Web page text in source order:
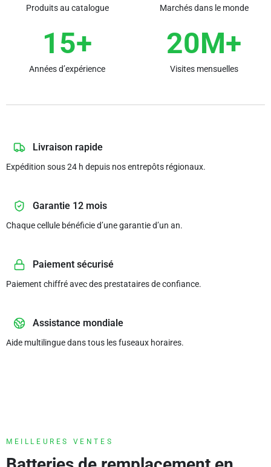
Produits au catalogue Marchés dans le monde
15+
Années d’expérience
20M+
Visites mensuelles
Livraison rapide
Expédition sous 24 h depuis nos entrepôts régionaux.
Garantie 12 mois
Chaque cellule bénéficie d’une garantie d’un an.
Paiement sécurisé
Paiement chiffré avec des prestataires de confiance.
Assistance mondiale
Aide multilingue dans tous les fuseaux horaires.
MEILLEURES VENTES